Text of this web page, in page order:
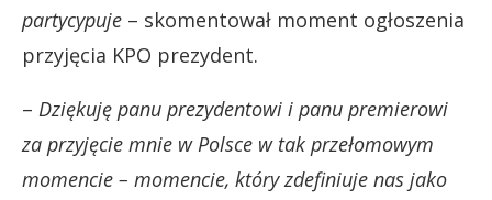
partycypuje – skomentował moment ogłoszenia
przyjęcia KPO prezydent.
– Dziękuję panu prezydentowi i panu premierowi
za przyjęcie mnie w Polsce w tak przełomowym
momencie – momencie, który zdefiniuje nas jako